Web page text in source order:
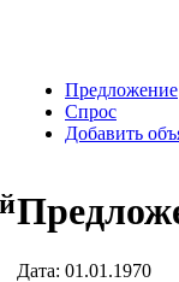
Предложение
Спрос
Добавить
Дата: 01.01.1970